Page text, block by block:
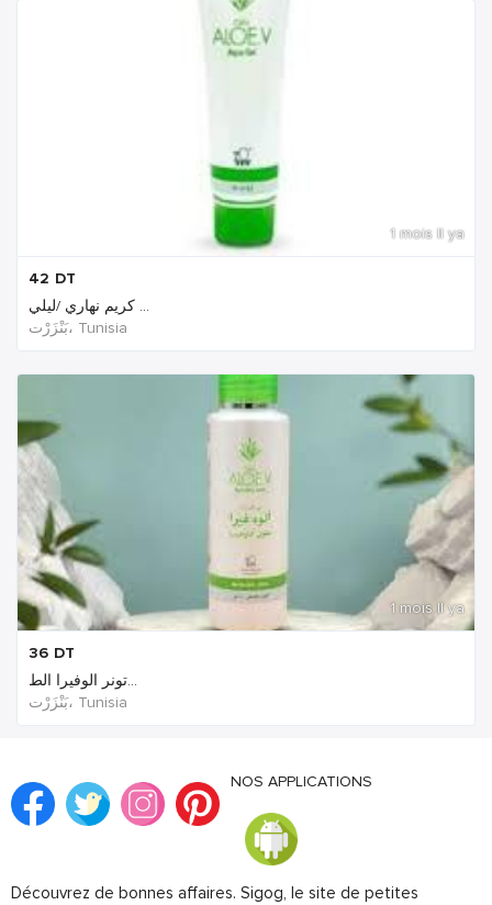
1 mois Il ya
42 DT
كريم نهاري /ليلي ...
بَنْزَرْت‎، Tunisia
1 mois Il ya
36 DT
تونر الوفيرا الط...
بَنْزَرْت‎، Tunisia
NOS APPLICATIONS
Découvrez de bonnes affaires. Sigog, le site de petites